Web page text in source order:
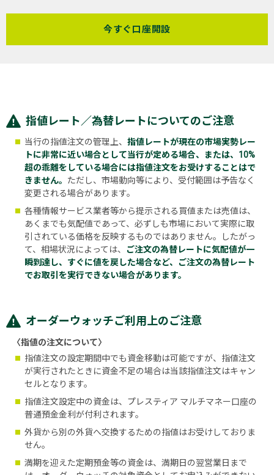
今すぐ口座開設
指値レート／為替レートについてのご注意
当行の指値注文の管理上、 指値レートが現在の市場実勢レー
トに非常に近い場合として当行が定める場合、または、10%
超の乖離をしている場合には指値注文をお受けすることはで
きません。 ただし、市場動向等により、受付範囲は予告なく
変更される場合があります。
各種情報サービス業者等から提示される買値または売値は、
あくまでも気配値であって、必ずしも市場において実際に取
引されている価格を反映するものではありません。したがっ
て、相場状況によっては、
ご注文の為替レートに気配値が一
瞬到達し、すぐに値を戻した場合など、ご注文の為替レート
でお取引を実行できない場合があります。
オーダーウォッチご利用上のご注意
〈指値の注文について〉
指値注文の設定期間中でも資金移動は可能ですが、指値注文
が実行されたときに資金不足の場合は当該指値注文はキャン
セルとなります。
指値注文設定中の資金は、プレスティア マルチマネー口座の
普通預金金利が付利されます。
外貨から別の外貨へ交換するための指値はお受けしておりま
せん。
満期を迎えた定期預金等の資金は、満期日の翌営業日まで